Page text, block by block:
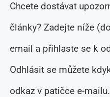
Chcete dostávat
články? Zadejte níže
email a přihlaste se k
Odhlásit se můžete
odkaz v patičce e-mailu.